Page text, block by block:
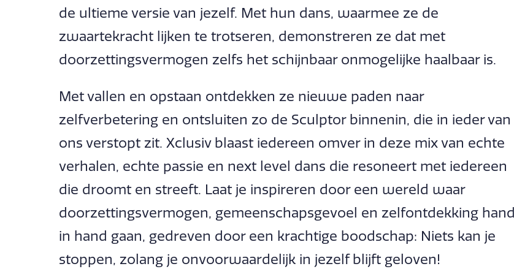
de ultieme versie van jezelf. Met hun dans, waarmee ze de
zwaartekracht lijken te trotseren, demonstreren ze dat met
doorzettingsvermogen zelfs het schijnbaar onmogelijke haalbaar is.
Met vallen en opstaan ontdekken ze nieuwe paden naar
zelfverbetering en ontsluiten zo de Sculptor binnenin, die in ieder van
ons verstopt zit. Xclusiv blaast iedereen omver in deze mix van echte
verhalen, echte passie en next level dans die resoneert met iedereen
die droomt en streeft. Laat je inspireren door een wereld waar
doorzettingsvermogen, gemeenschapsgevoel en zelfontdekking hand
in hand gaan, gedreven door een krachtige boodschap: Niets kan je
stoppen, zolang je onvoorwaardelijk in jezelf blijft geloven!